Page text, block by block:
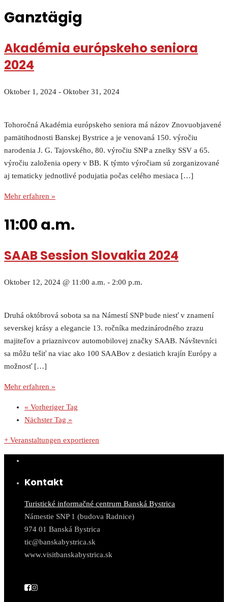
Ganztägig
Akadémia európskeho seniora
2024
Oktober 1, 2024 - Oktober 31, 2024
Tohoročná Akadémia európskeho seniora má názov Znovuobjavené
pamätihodnosti Banskej Bystrice a je venovaná 150. výročiu
narodenia J. G. Tajovského, 80. výročiu SNP a znelky SSV a 65.
výročiu založenia opery v BB. K týmto výročiam sú zorganizované
aj tematicky jednotlivé podujatia počas celého mesiaca […]
Mehr erfahren »
11:00 a.m.
SAAB Session Slovakia 2024
Oktober 12, 2024 @ 11:00 a.m. - 2:00 p.m.
Druhá októbrová sobota sa na Námestí SNP bude niesť v znamení
severskej krásy a elegancie 13. ročníka medzinárodného zrazu
majiteľov a priaznivcov automobilovej značky SAAB. Návštevníci
sa môžu tešiť na viac ako 100 SAABov z desiatich krajín Európy a
možnosť […]
Mehr erfahren »
« Vorheriger Tag
Nächster Tag »
+ Veranstaltungen exportieren
Kontakt
Turistické informačné centrum Banská Bystrica
Námestie SNP 1 (budova Radnice)
974 01 Banská Bystrica
tic@banskabystrica.sk
www.visitbanskabystrica.sk